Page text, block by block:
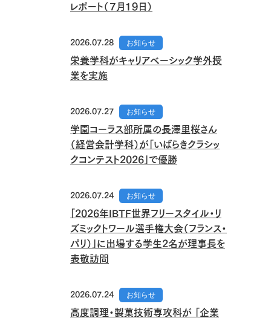
レポート（７月１９日）
2026.07.28 お知らせ
栄養学科がキャリアベーシック学外授
業を実施
2026.07.27 お知らせ
学園コーラス部所属の長澤里桜さん
（経営会計学科）が「いばらきクラシッ
クコンテスト2026」で優勝
2026.07.24 お知らせ
「2026年IBTF世界フリースタイル・リ
ズミックトワール選手権大会（フランス・
パリ）」に出場する学生2名が理事長を
表敬訪問
2026.07.24 お知らせ
高度調理・製菓技術専攻科が 「企業